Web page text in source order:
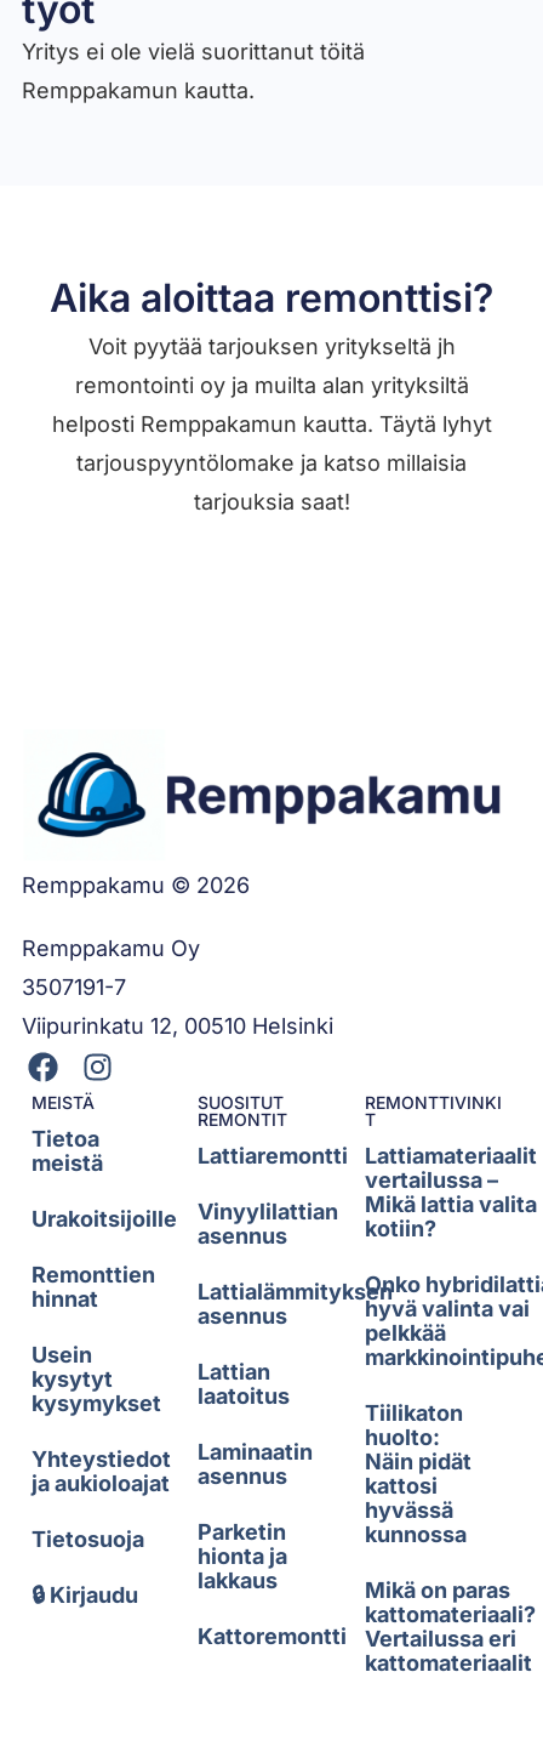
työt​
Yritys ei ole vielä suorittanut töitä
Remppakamun kautta.
Aika aloittaa remonttisi?
Voit pyytää tarjouksen yritykseltä jh
remontointi oy ja muilta alan yrityksiltä
helposti Remppakamun kautta. Täytä lyhyt
tarjouspyyntölomake ja katso millaisia
tarjouksia saat!
Remppakamu © 2026
Remppakamu Oy
3507191-7
Viipurinkatu 12, 00510 Helsinki
MEISTÄ
Tietoa
meistä
Urakoitsijoille
Remonttien
hinnat
Usein
kysytyt
kysymykset
Yhteystiedot
ja aukioloajat
Tietosuoja
🔒 Kirjaudu
SUOSITUT
REMONTIT
Lattiaremontti
Vinyylilattian
asennus
Lattialämmityksen
asennus
Lattian
laatoitus
Laminaatin
asennus
Parketin
hionta ja
lakkaus
Kattoremontti
REMONTTIVINKI
T
Lattiamateriaalit
vertailussa –
Mikä lattia valita
kotiin?
Onko
hyvä valinta vai
pelkkää
Tiilikaton
huolto:
Näin pidät
kattosi
hyvässä
kunnossa
Mikä on paras
kattomateriaali?
Vertailussa eri
kattomateriaalit